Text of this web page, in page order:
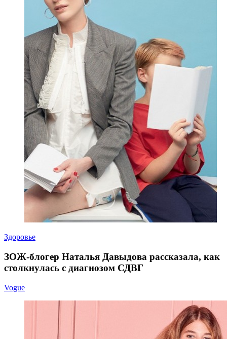
Здоровье
ЗОЖ‑блогер Наталья Давыдова рассказала, как
столкнулась с диагнозом СДВГ
Vogue